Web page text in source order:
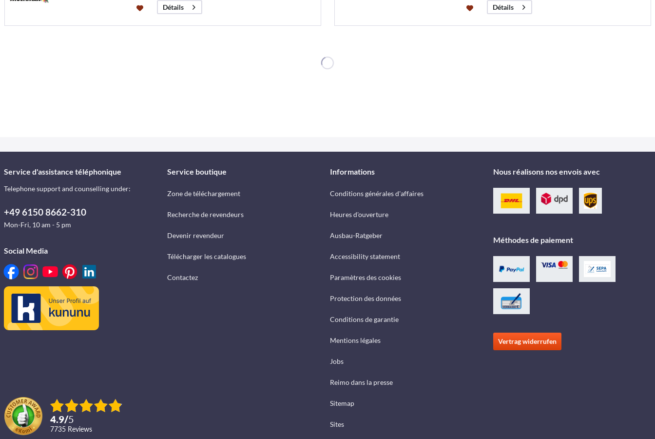
Détails Détails
Service d'assistance téléphonique
Telephone support and counselling under:
+49 6150 8662-310
Mon-Fri, 10 am - 5 pm
Social Media
4.9/5
7735 reviews
Service boutique
Zone de téléchargement
Recherche de revendeurs
Devenir revendeur
Télécharger les catalogues
Contactez
Informations
Conditions générales d'affaires
Heures d'ouverture
Ausbau-Ratgeber
Accessibility statement
Paramètres des cookies
Protection des données
Conditions de garantie
Mentions légales
Jobs
Reimo dans la presse
Sitemap
Sites
Nous réalisons nos envois avec
Méthodes de paiement
Vertrag widerrufen